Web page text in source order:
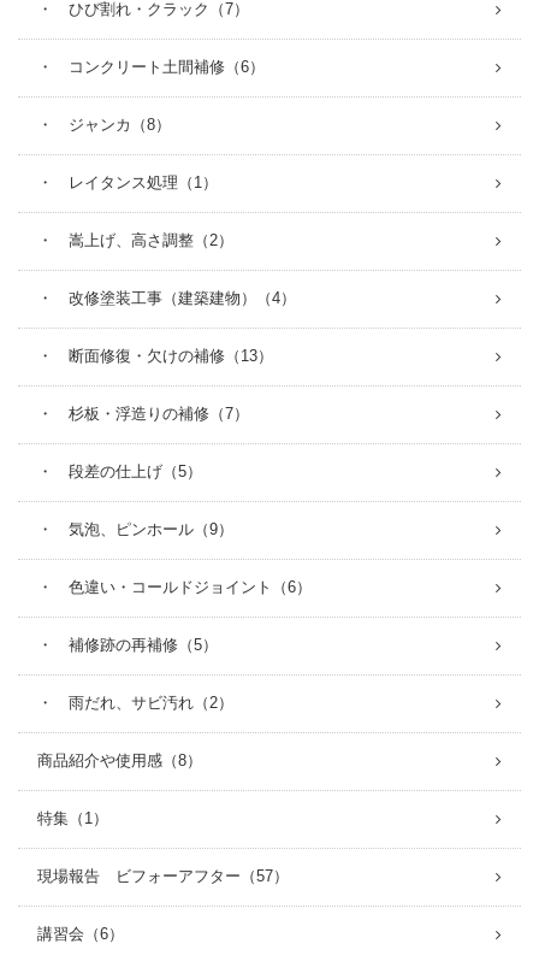
・ ひび割れ・クラック（7）
・ コンクリート土間補修（6）
・ ジャンカ（8）
・ レイタンス処理（1）
・ 嵩上げ、高さ調整（2）
・ 改修塗装工事（建築建物）（4）
・ 断面修復・欠けの補修（13）
・ 杉板・浮造りの補修（7）
・ 段差の仕上げ（5）
・ 気泡、ピンホール（9）
・ 色違い・コールドジョイント（6）
・ 補修跡の再補修（5）
・ 雨だれ、サビ汚れ（2）
商品紹介や使用感（8）
特集（1）
現場報告 ビフォーアフター（57）
講習会（6）